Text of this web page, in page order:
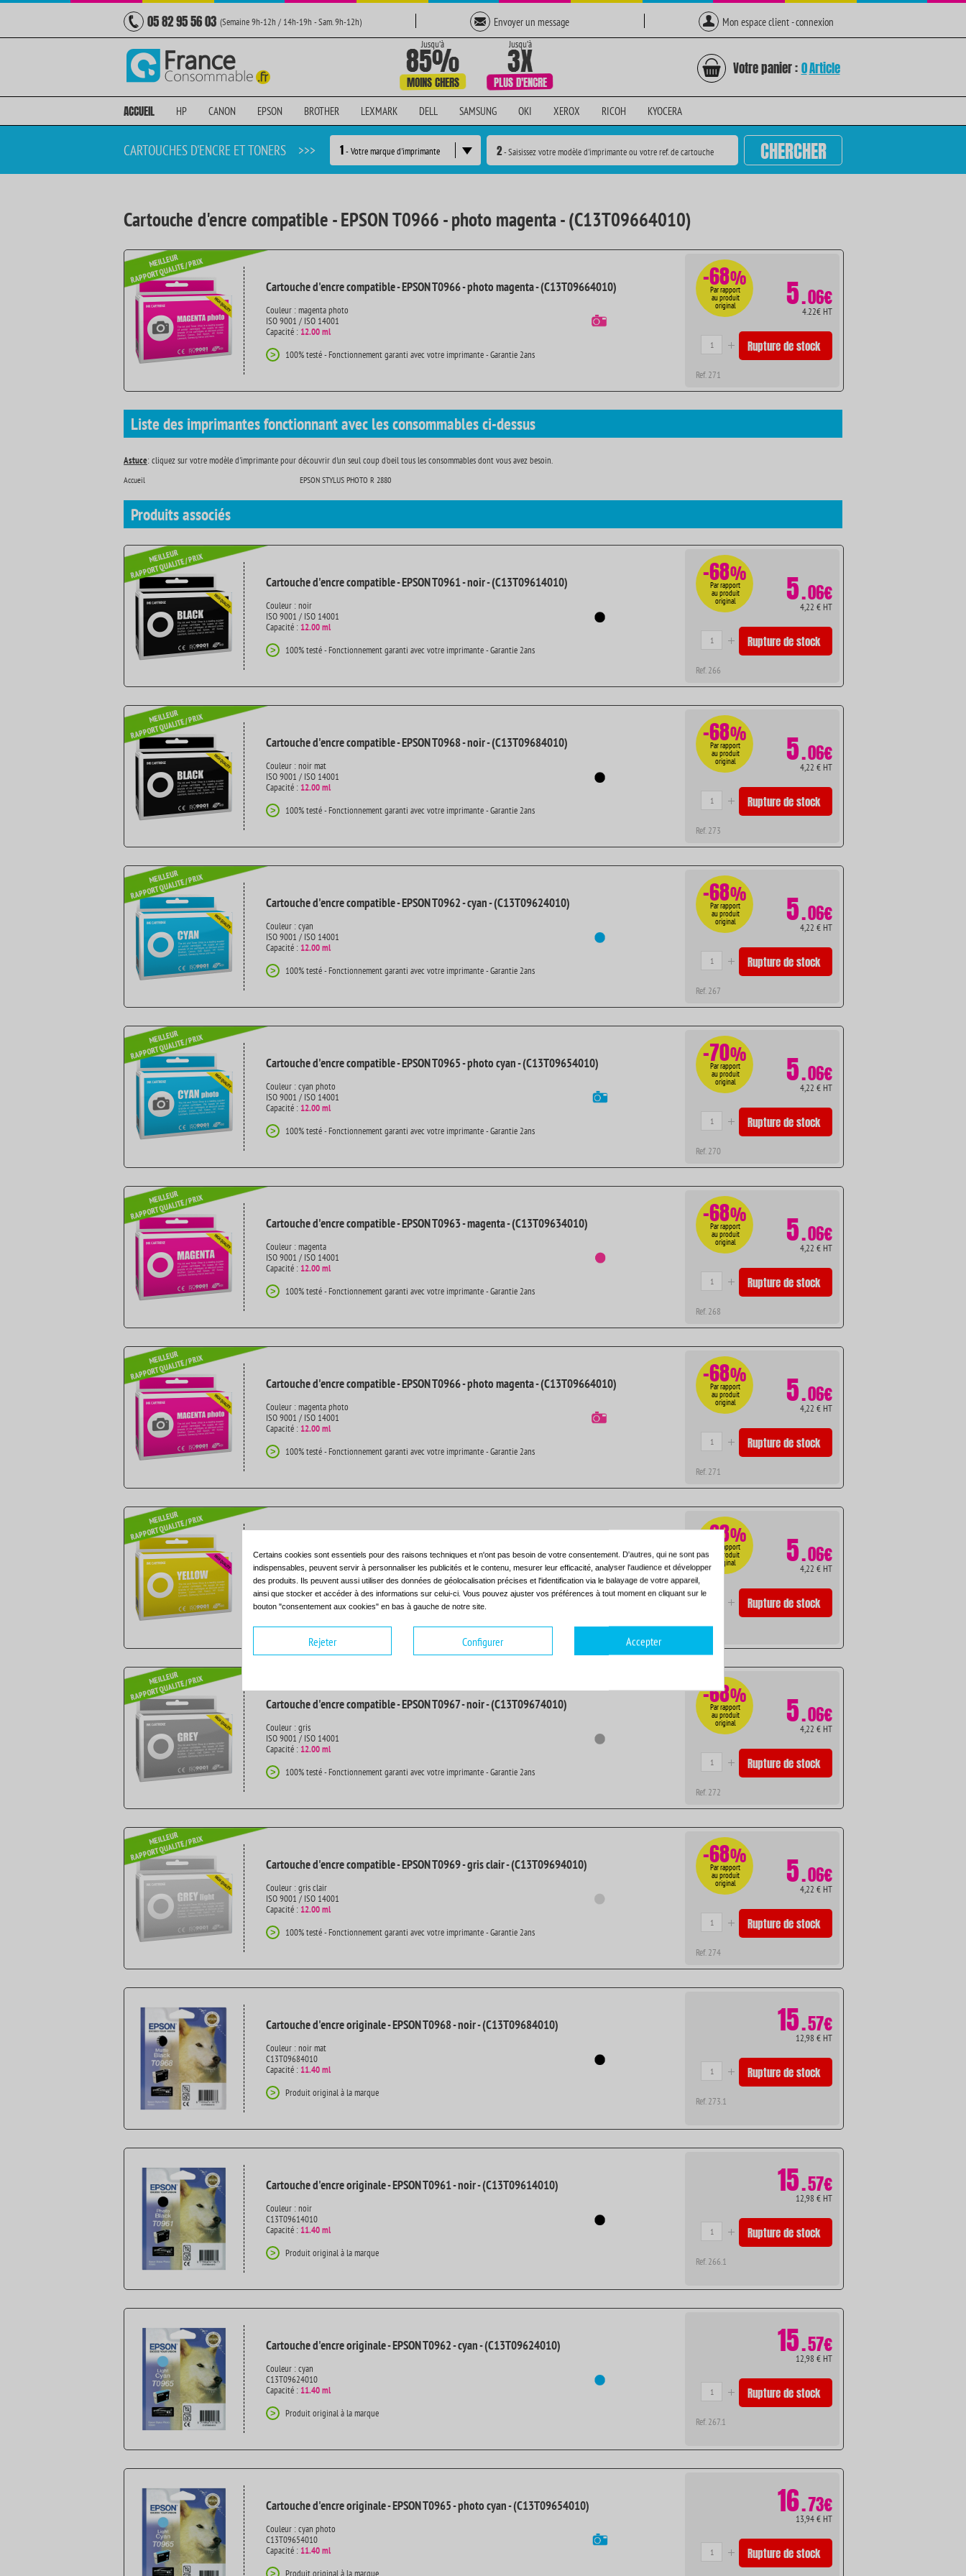
05 82 95 56 03 (Semaine 9h-12h / 14h-19h - Sam. 9h-12h) Envoyer un message Mon espace client - connexion
Votre panier : 0Article
ACCUEIL HP CANON EPSON BROTHER LEXMARK DELL SAMSUNG OKI XEROX RICOH KYOCERA
CARTOUCHES D'ENCRE ET TONERS >>> 1- Votre marque d'imprimante 2- Saisissez votre modèle d'imprimante ou votre ref. de cartouche CHERCHER
Cartouche d'encre compatible - EPSON T0966 - photo magenta - (C13T09664010)
Cartouche d'encre compatible - EPSON T0966 - photo magenta - (C13T09664010)
Couleur : magenta photo
ISO 9001 / ISO 14001
Capacité : 12.00 ml
> 100% testé - Fonctionnement garanti avec votre imprimante - Garantie 2ans
-68%
Par rapport
au produit
original 5.06€
4.22€ HT
Rupture de stock
Ref. 271
Liste des imprimantes fonctionnant avec les consommables ci-dessus
Astuce: cliquez sur votre modèle d'imprimante pour découvrir d'un seul coup d'oeil tous les consommables dont vous avez besoin.
Accueil EPSON STYLUS PHOTO R 2880
Produitsassociés
Cartouche d'encre compatible - EPSON T0961 - noir - (C13T09614010)
Couleur : noir
ISO 9001 / ISO 14001
Capacité : 12.00 ml
> 100% testé - Fonctionnement garanti avec votre imprimante - Garantie 2ans
-68%
Par rapport
au produit
original 5.06€
4,22 € HT
Rupture de stock
Ref. 266
Cartouche d'encre compatible - EPSON T0968 - noir - (C13T09684010)
Couleur : noir mat
ISO 9001 / ISO 14001
Capacité : 12.00 ml
> 100% testé - Fonctionnement garanti avec votre imprimante - Garantie 2ans
-68%
Par rapport
au produit
original 5.06€
4,22 € HT
Rupture de stock
Ref. 273
Cartouche d'encre compatible - EPSON T0962 - cyan - (C13T09624010)
Couleur : cyan
ISO 9001 / ISO 14001
Capacité : 12.00 ml
> 100% testé - Fonctionnement garanti avec votre imprimante - Garantie 2ans
-68%
Par rapport
au produit
original 5.06€
4,22 € HT
Rupture de stock
Ref. 267
Cartouche d'encre compatible - EPSON T0965 - photo cyan - (C13T09654010)
Couleur : cyan photo
ISO 9001 / ISO 14001
Capacité : 12.00 ml
> 100% testé - Fonctionnement garanti avec votre imprimante - Garantie 2ans
-70%
Par rapport
au produit
original 5.06€
4,22 € HT
Rupture de stock
Ref. 270
Cartouche d'encre compatible - EPSON T0963 - magenta - (C13T09634010)
Couleur : magenta
ISO 9001 / ISO 14001
Capacité : 12.00 ml
> 100% testé - Fonctionnement garanti avec votre imprimante - Garantie 2ans
-68%
Par rapport
au produit
original 5.06€
4,22 € HT
Rupture de stock
Ref. 268
Cartouche d'encre compatible - EPSON T0966 - photo magenta - (C13T09664010)
Couleur : magenta photo
ISO 9001 / ISO 14001
Capacité : 12.00 ml
> 100% testé - Fonctionnement garanti avec votre imprimante - Garantie 2ans
-68%
Par rapport
au produit
original 5.06€
4,22 € HT
Rupture de stock
Ref. 271
Couleur : jaune
ISO 9001 / ISO 14001
Capacité : 12.00 ml
> 100% testé - Fonctionnement garanti avec votre imprimante - Garantie 2ans
-68%
Par rapport
au produit
original 5.06€
4,22 € HT
Rupture de stock
Cartouche d'encre compatible - EPSON T0967 - noir - (C13T09674010)
Couleur : gris
ISO 9001 / ISO 14001
Capacité : 12.00 ml
> 100% testé - Fonctionnement garanti avec votre imprimante - Garantie 2ans
-68%
Par rapport
au produit
original 5.06€
4,22 € HT
Rupture de stock
Ref. 272
Cartouche d'encre compatible - EPSON T0969 - gris clair - (C13T09694010)
Couleur : gris clair
ISO 9001 / ISO 14001
Capacité : 12.00 ml
> 100% testé - Fonctionnement garanti avec votre imprimante - Garantie 2ans
-68%
Par rapport
au produit
original 5.06€
4,22 € HT
Rupture de stock
Ref. 274
Cartouche d'encre originale - EPSON T0968 - noir - (C13T09684010)
Couleur : noir mat
C13T09684010
Capacité : 11.40 ml
> Produit original à la marque
15.57€
12,98 € HT
Rupture de stock
Ref. 273.1
Cartouche d'encre originale - EPSON T0961 - noir - (C13T09614010)
Couleur : noir
C13T09614010
Capacité : 11.40 ml
> Produit original à la marque
15.57€
12,98 € HT
Rupture de stock
Ref. 266.1
Cartouche d'encre originale - EPSON T0962 - cyan - (C13T09624010)
Couleur : cyan
C13T09624010
Capacité : 11.40 ml
> Produit original à la marque
15.57€
12,98 € HT
Rupture de stock
Ref. 267.1
Cartouche d'encre originale - EPSON T0965 - photo cyan - (C13T09654010)
Couleur : cyan photo
C13T09654010
Capacité : 11.40 ml
> Produit original à la marque
16.73€
13,94 € HT
Rupture de stock
Certains cookies sont essentiels pour des raisons techniques et n'ont pas besoin de votre consentement. D'autres, qui ne sont pas
indispensables, peuvent servir à personnaliser les publicités et le contenu, mesurer leur efficacité, analyser l'audience et développer
des produits. Ils peuvent aussi utiliser des données de géolocalisation précises et l'identification via le balayage de votre appareil,
ainsi que stocker et accéder à des informations sur celui-ci. Vous pouvez ajuster vos préférences à tout moment en cliquant sur le
bouton "consentement aux cookies" en bas à gauche de notre site.
Rejeter Configurer Accepter